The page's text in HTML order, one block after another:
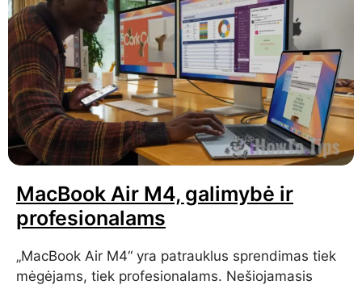
MacBook Air M4, galimybė ir
profesionalams
„MacBook Air M4“ yra patrauklus sprendimas tiek
mėgėjams, tiek profesionalams. Nešiojamasis